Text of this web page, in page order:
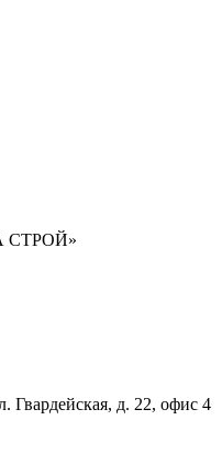
СТРОЙ»
Гвардейская, д. 22, офис 4